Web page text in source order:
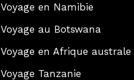
Voyage en Namibie
Voyage au Botswana
Voyage en Afrique australe
Voyage Tanzanie